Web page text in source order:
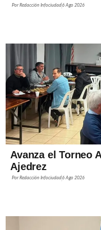
PorRedacción Infociudad6 Ago 2026
Avanza el Torneo
Ajedrez
PorRedacción Infociudad6 Ago 2026